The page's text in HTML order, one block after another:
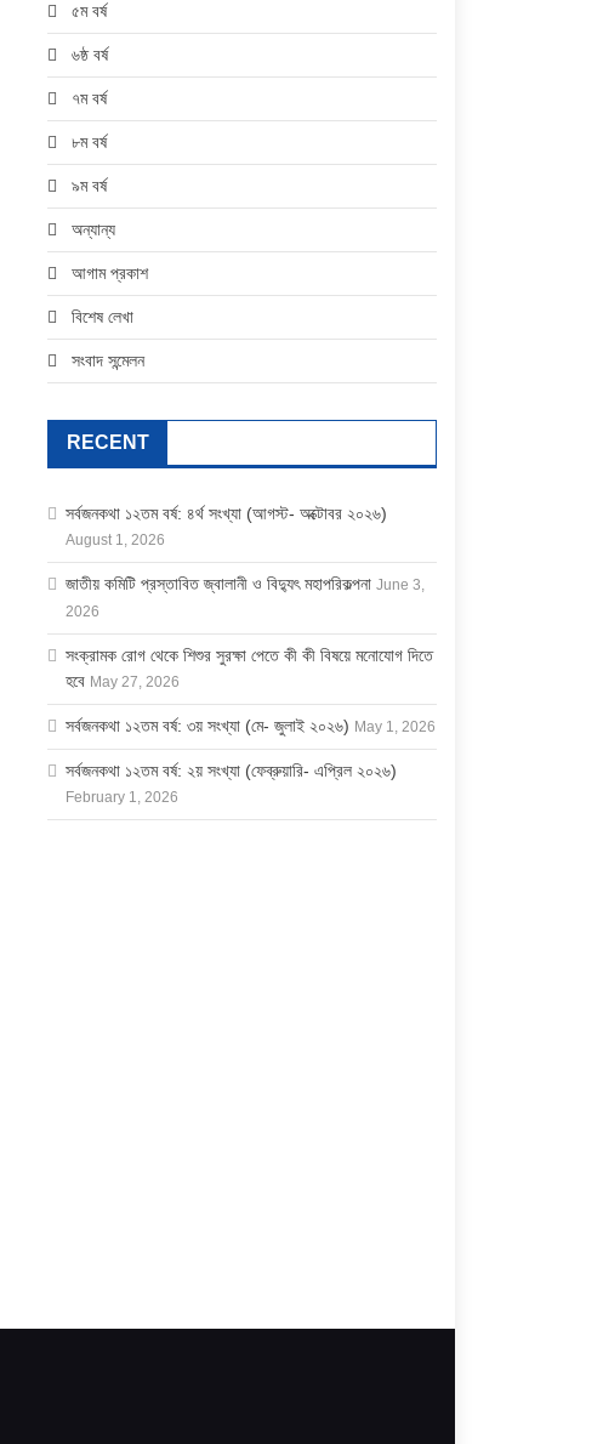
৫ম বর্ষ
৬ষ্ঠ বর্ষ
৭ম বর্ষ
৮ম বর্ষ
৯ম বর্ষ
অন্যান্য
আগাম প্রকাশ
বিশেষ লেখা
সংবাদ সন্মেলন
RECENT
সর্বজনকথা ১২তম বর্ষ: ৪র্থ সংখ্যা (আগস্ট- অক্টোবর ২০২৬)
August 1, 2026
জাতীয় কমিটি প্রস্তাবিত জ্বালানী ও বিদ্যুৎ মহাপরিকল্পনা June 3,
2026
সংক্রামক রোগ থেকে শিশুর সুরক্ষা পেতে কী কী বিষয়ে মনোযোগ দিতে
হবে May 27, 2026
সর্বজনকথা ১২তম বর্ষ: ৩য় সংখ্যা (মে- জুলাই ২০২৬) May 1, 2026
সর্বজনকথা ১২তম বর্ষ: ২য় সংখ্যা (ফেব্রুয়ারি- এপ্রিল ২০২৬)
February 1, 2026